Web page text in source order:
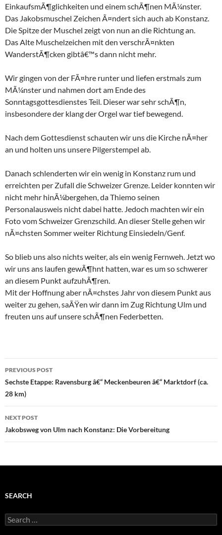
EinkaufsmÃ¶glichkeiten und einem schÃ¶nen MÃ¼nster.
Das Jakobsmuschel Zeichen Ã¤ndert sich auch ab Konstanz.
Die Spitze der Muschel zeigt von nun an die Richtung an.
Das Alte Muschelzeichen mit den verschrÃ¤nkten
WanderstÃ¶cken gibtâ€™s dann nicht mehr.
Wir gingen von der FÃ¤hre runter und liefen erstmals zum
MÃ¼nster und nahmen dort am Ende des
Sonntagsgottesdienstes Teil. Dieser war sehr schÃ¶n,
insbesondere der klang der Orgel war tief bewegend.
Nach dem Gottesdienst schauten wir uns die Kirche nÃ¤her
an und holten uns unsere Pilgerstempel ab.
Danach schlenderten wir ein wenig in Konstanz rum und
erreichten per Zufall die Schweizer Grenze. Leider konnten wir
nicht mehr hinÃ¼bergehen, da Thiemo seinen
Personalausweis nicht dabei hatte. Jedoch machten wir ein
Foto vom Schweizer Grenzschild. An dieser Stelle gehen wir
nÃ¤chsten Sommer weiter Richtung Einsiedeln/Genf.
So blieb uns also nichts weiter, als ein wenig Fernweh. Jetzt wo
wir uns ans laufen gewÃ¶hnt hatten, war es um so schwerer
an diesem Punkt aufzuhÃ¶ren.
Mit der Hoffnung aber nÃ¤chstes Jahr von diesem Punkt aus
weiter zu gehen, saÃŸen wir dann im Zug Richtung Ulm und
freuten uns auf unsere schÃ¶nen Federbetten.
Post
navigation
PREVIOUS POST
Sechste Etappe: Ravensburg â€“ Meckenbeuren â€“ Marktdorf (ca.
28 km)
NEXT POST
Jakobsweg von Ulm nach Konstanz: Die Vorbereitung
SEARCH
Search
for: